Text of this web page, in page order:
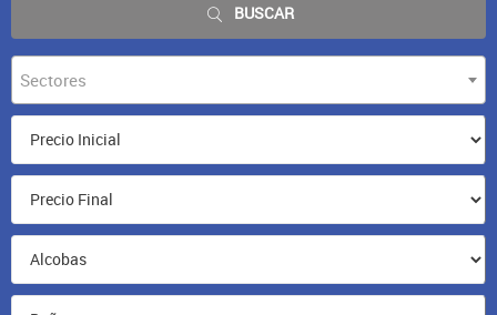
BUSCAR
Sectores